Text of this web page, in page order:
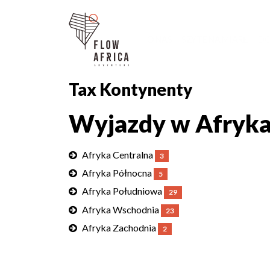
Tax Kontynenty
Wyjazdy w
Afryka Centralna 3
Afryka Północna 5
Afryka Południowa 29
Afryka Wschodnia 23
Afryka Zachodnia 2